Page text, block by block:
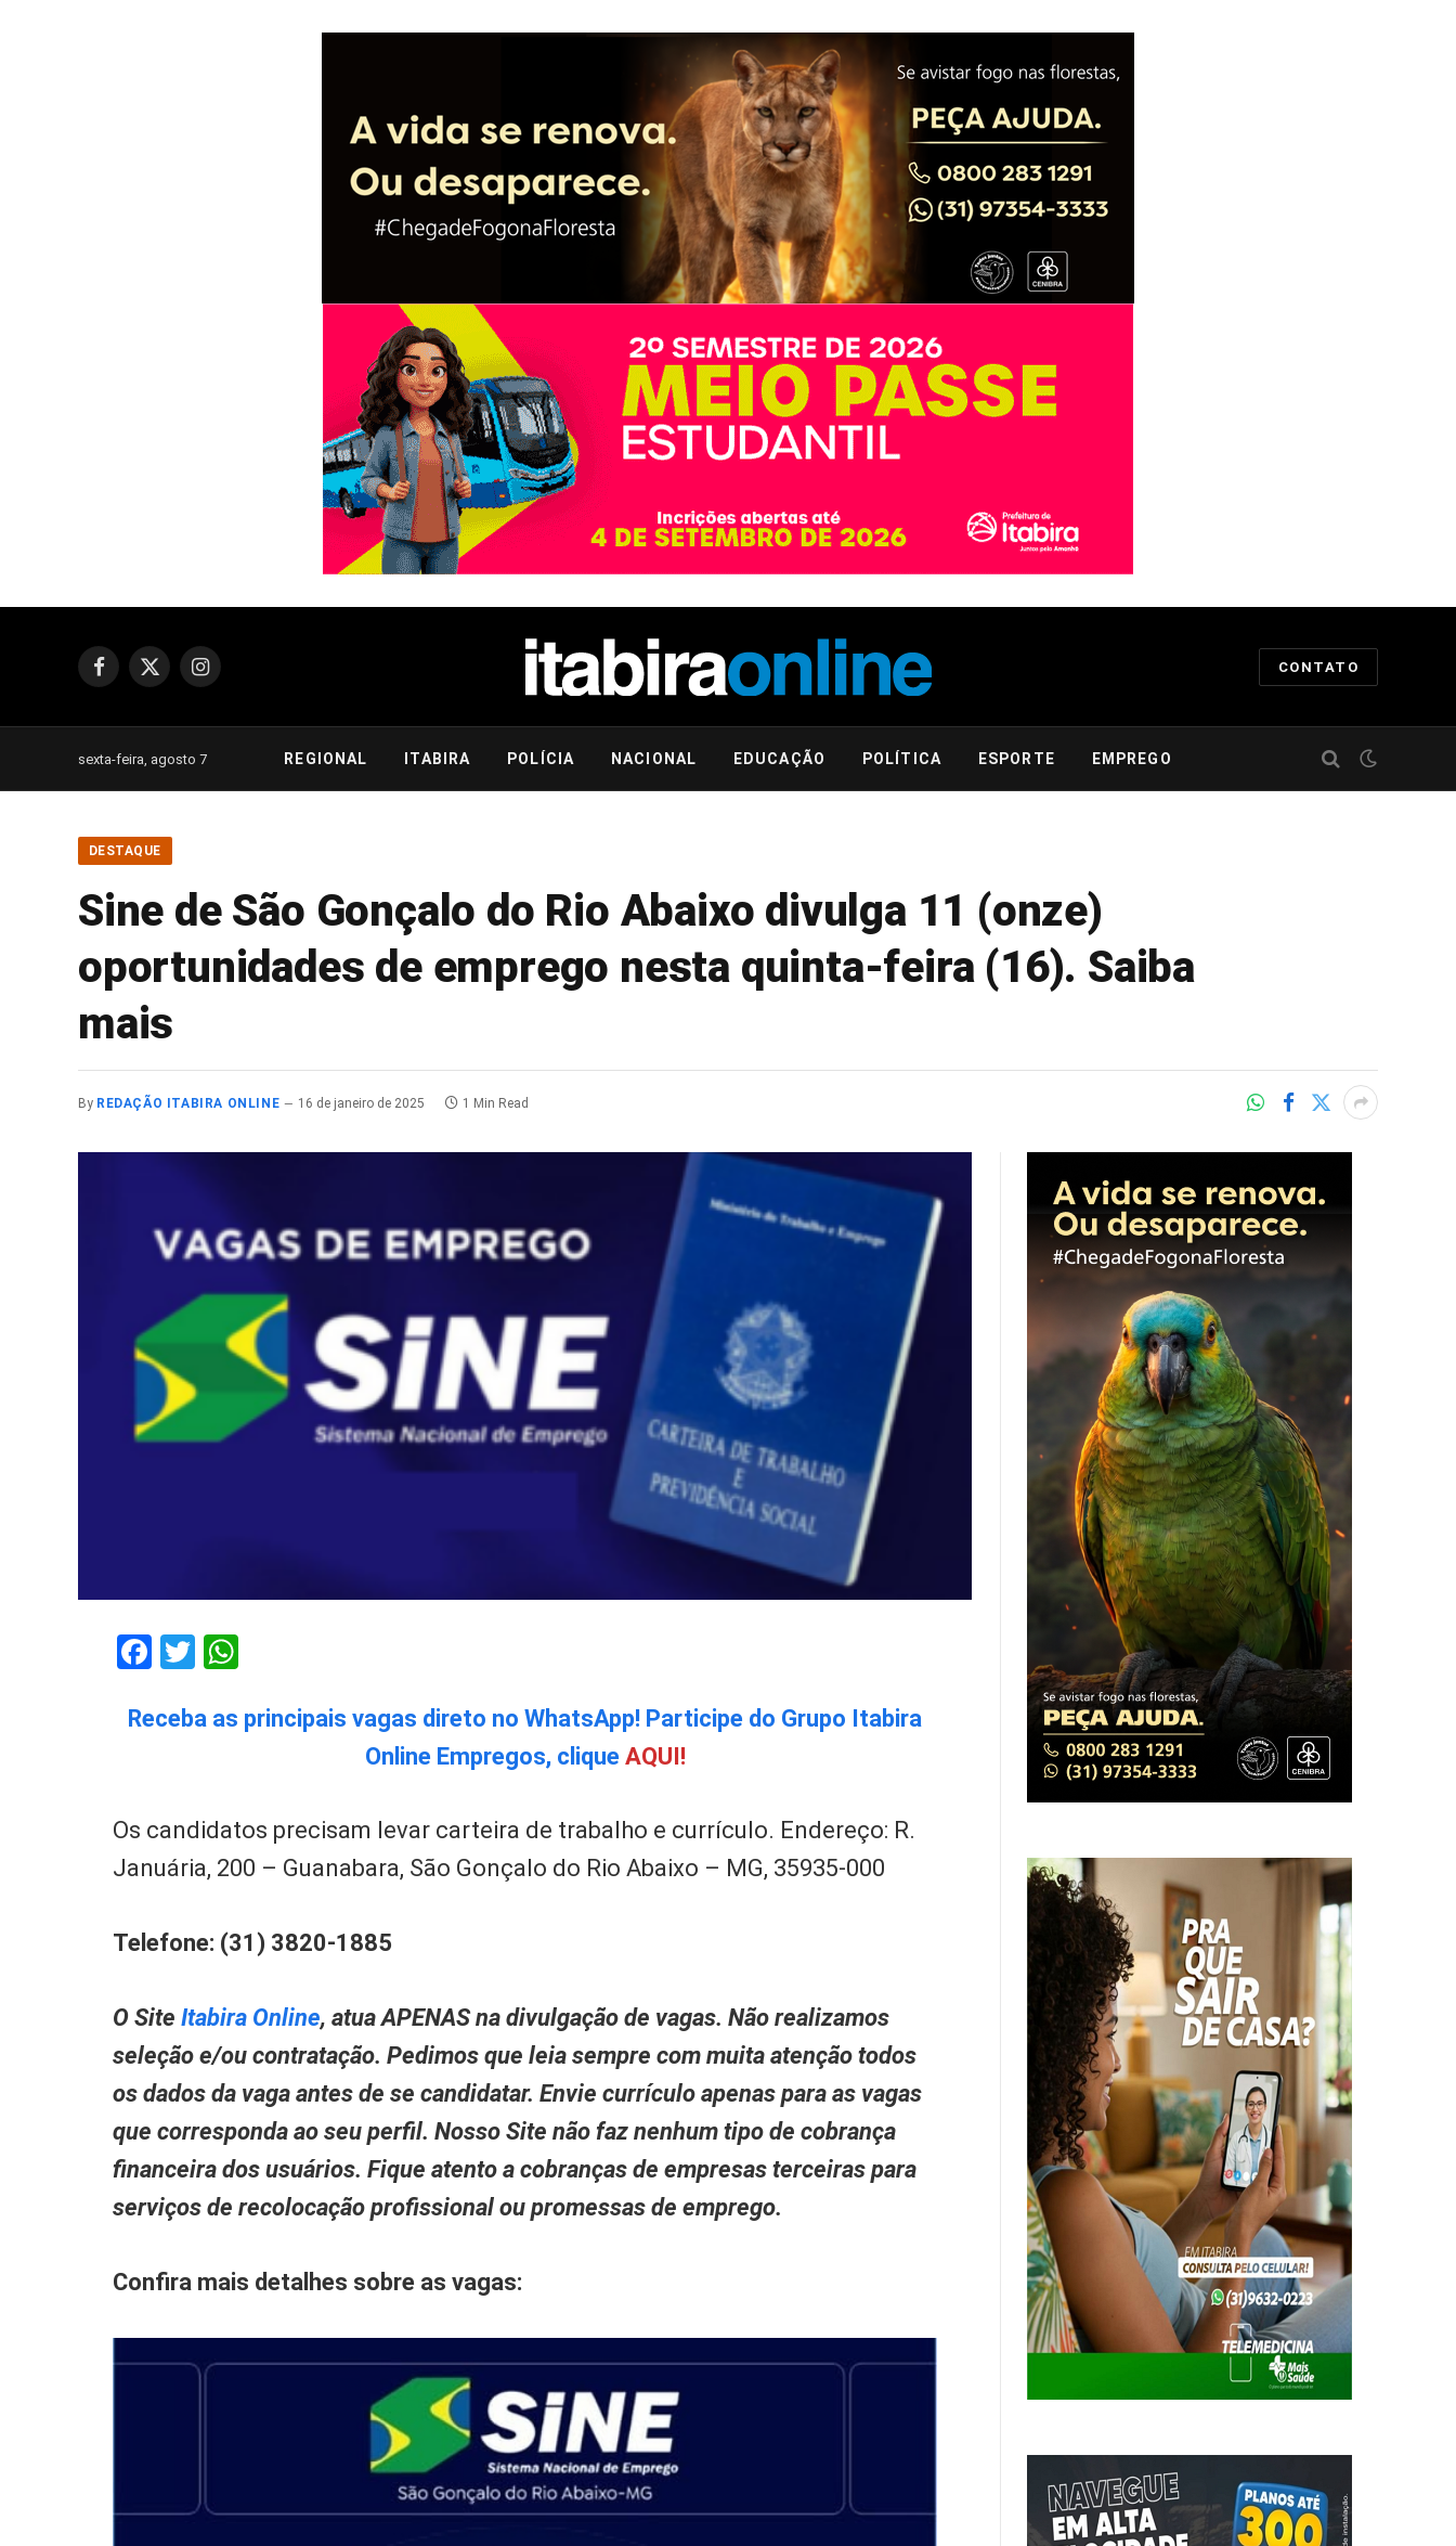
Facebook
X
Instagram
CONTATO
sexta-feira, agosto 7 REGIONAL ITABIRA POLÍCIA NACIONAL EDUCAÇÃO POLÍTICA ESPORTE EMPREGO
DESTAQUE
Sine de São Gonçalo do Rio Abaixo divulga 11 (onze)
oportunidades de emprego nesta quinta-feira (16). Saiba
mais
By REDAÇÃO ITABIRA ONLINE 16 de janeiro de 2025 1 Min Read
Facebook
Twitter
Receba as principais vagas direto no WhatsApp! Participe do Grupo Itabira
Online Empregos, clique AQUI!
Os candidatos precisam levar carteira de trabalho e currículo. Endereço: R.
Januária, 200 – Guanabara, São Gonçalo do Rio Abaixo – MG, 35935-000
Telefone: (31) 3820-1885
O Site Itabira Online, atua APENAS na divulgação de vagas. Não realizamos
seleção e/ou contratação. Pedimos que leia sempre com muita atenção todos
os dados da vaga antes de se candidatar. Envie currículo apenas para as vagas
que corresponda ao seu perfil. Nosso Site não faz nenhum tipo de cobrança
financeira dos usuários. Fique atento a cobranças de empresas terceiras para
serviços de recolocação profissional ou promessas de emprego.
Confira mais detalhes sobre as vagas: